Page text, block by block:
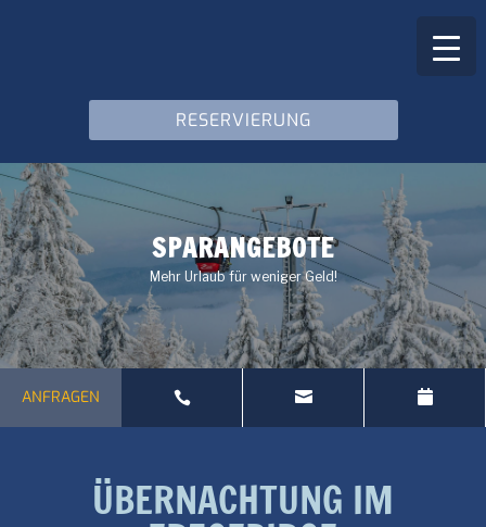
RESERVIERUNG
SPARANGEBOTE
Mehr Urlaub für weniger Geld!
ANFRAGEN   
ÜBERNACHTUNG IM